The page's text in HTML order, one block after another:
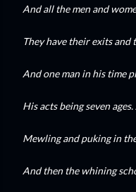
And all the men and
They have their exits and
And one man in his time
His acts being seven
Mewling and puking in
And then the whining